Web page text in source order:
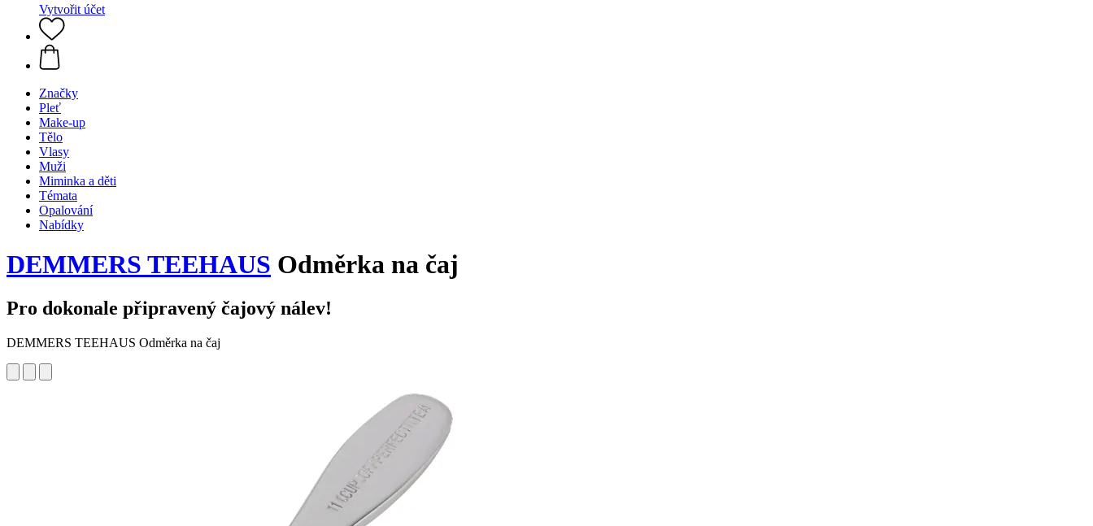
Vytvořit účet
Značky
Pleť
Make-up
Tělo
Vlasy
Muži
Miminka a děti
Témata
Opalování
Nabídky
DEMMERS TEEHAUS Odměrka na čaj
Pro dokonale připravený čajový nálev!
DEMMERS TEEHAUS Odměrka na čaj